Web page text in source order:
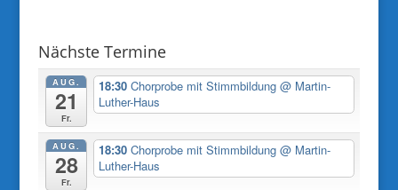
Nächste Termine
AUG.
21
Fr.
18:30Chorprobe mit Stimmbildung@ Martin-
Luther-Haus
AUG.
28
Fr.
18:30Chorprobe mit Stimmbildung@ Martin-
Luther-Haus